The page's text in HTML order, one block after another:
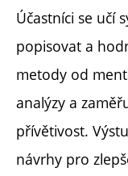
Účastníci se učí
popisovat a
metody od
analýzy a
přívětivost.
návrhy pro